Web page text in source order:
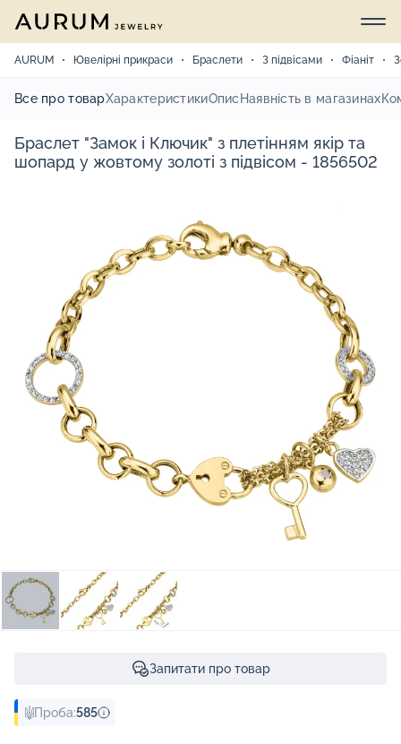
AURUM Ювелірні прикраси Браслети З підвісами Фіаніт
Все про товарХарактеристикиОпис Наявність в магазинах
Браслет "Замок і Ключик" з плетінням якір та
шопард у жовтому золоті з підвісом - 1856502
Запитати про товар
Проба:585